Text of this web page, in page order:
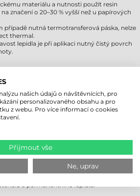
materiálu a nutnosti použít resin
značení o 20–30 % vyšší než u papírových
případě nutná termotransferová páska, nelze
thermal.
lepidla je při aplikaci nutný čistý povrch
Očekávaná životnost (interiér)
1–3 roky
A NEDOPORUČENÉ
a permanentního lepidla.
našich údajů o návštěvnících, pro
personalizovaného obsahu a pro
z webu. Pro více informací o cookies
Přijmout vše
Ne, uprav